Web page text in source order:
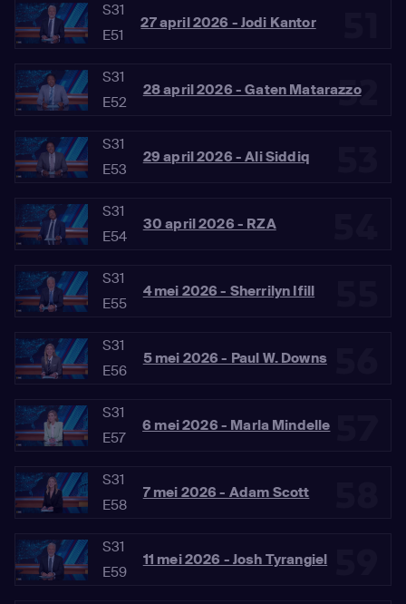
S31
E51
27 april 2026 - Jodi Kantor
52
S31
E52
28 april 2026 - Gaten Matarazzo
S31
E53
29 april 2026 - Ali Siddiq
S31
E54
30 april 2026 - RZA
S31
E55
4 mei 2026 - Sherrilyn Ifill
S31
E56
5 mei 2026 - Paul W. Downs
S31
E57
6 mei 2026 - Marla Mindelle
S31
E58
7 mei 2026 - Adam Scott
S31
E59
11 mei 2026 - Josh Tyrangiel